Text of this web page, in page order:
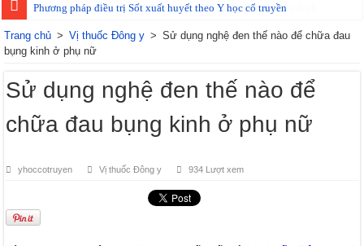
Phương pháp điều trị Sốt xuất huyết theo Y học cổ truyền
Trang chủ > Vị thuốc Đông y > Sử dụng nghệ đen thế nào để chữa đau
bụng kinh ở phụ nữ
Sử dụng nghệ đen thế nào để
chữa đau bụng kinh ở phụ nữ
yhoccotruyen Vị thuốc Đông y 934 Lượt xem